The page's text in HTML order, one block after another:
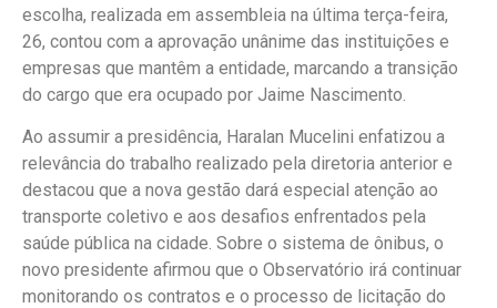
escolha, realizada em assembleia na última terça-feira,
26, contou com a aprovação unânime das instituições e
empresas que mantêm a entidade, marcando a transição
do cargo que era ocupado por Jaime Nascimento.
Ao assumir a presidência, Haralan Mucelini enfatizou a
relevância do trabalho realizado pela diretoria anterior e
destacou que a nova gestão dará especial atenção ao
transporte coletivo e aos desafios enfrentados pela
saúde pública na cidade. Sobre o sistema de ônibus, o
novo presidente afirmou que o Observatório irá continuar
monitorando os contratos e o processo de licitação do